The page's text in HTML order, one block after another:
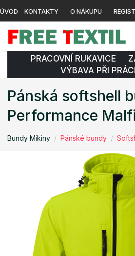
ÚVOD KONTAKTY O NÁKUPU
PRACOVNÍ RUKAVICE
VÝBAVA PŘI PRÁCI
Pánská softshell
Performance
Bundy Mikiny Pánské bundy